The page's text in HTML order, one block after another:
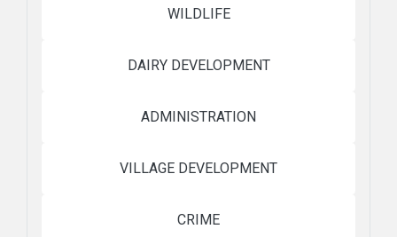
WILDLIFE
DAIRY DEVELOPMENT
ADMINISTRATION
VILLAGE DEVELOPMENT
CRIME